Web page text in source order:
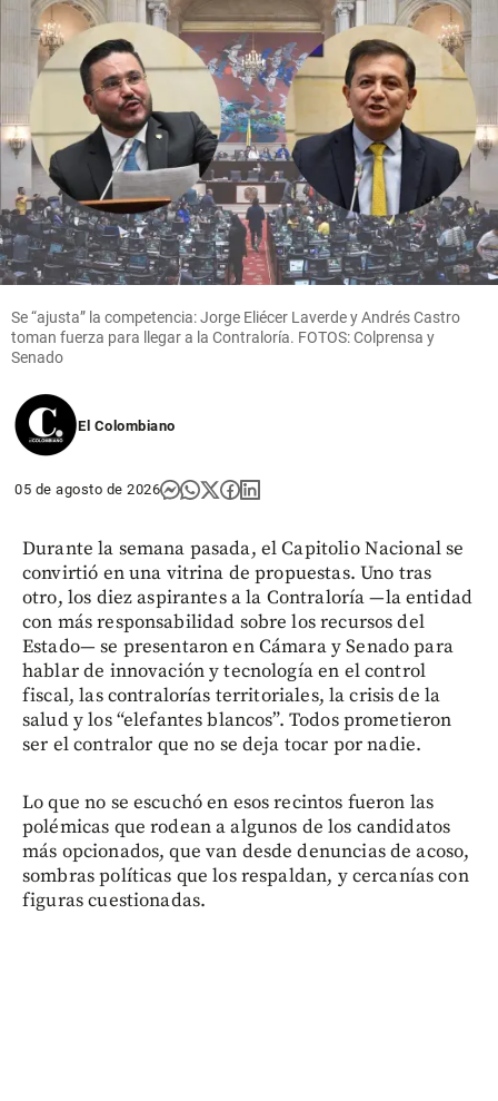
Antioquia
Antioquia
es la
segunda
región de
Colombia
con más
adultos
mayores:
hay más
millones
share
Se “ajusta” la competencia: Jorge Eliécer Laverde y Andrés Castro
toman fuerza para llegar a la Contraloría. FOTOS: Colprensa y
Senado
El Colombiano
05 de agosto de 2026
Durante la semana pasada, el Capitolio Nacional se
convirtió en una vitrina de propuestas. Uno tras
otro, los diez aspirantes a la Contraloría —la entidad
con más responsabilidad sobre los recursos del
Estado— se presentaron en Cámara y Senado para
hablar de innovación y tecnología en el control
fiscal, las contralorías territoriales, la crisis de la
salud y los “elefantes blancos”. Todos prometieron
ser el contralor que no se deja tocar por nadie.
Lo que no se escuchó en esos recintos fueron las
polémicas que rodean a algunos de los candidatos
más opcionados, que van desde denuncias de acoso,
sombras políticas que los respaldan, y cercanías con
figuras cuestionadas.